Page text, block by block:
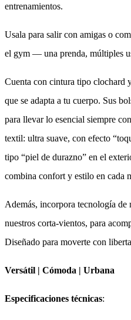
entrenamientos.
Usala para salir con amigas o
el gym — una prenda, múltiples
Cuenta con cintura tipo clochard
que se adapta a tu cuerpo. Sus
para llevar lo esencial siempre
textil: ultra suave, con efecto
tipo “piel de durazno” en el
combina confort y estilo en cada
Además, incorpora tecnología
nuestros corta-vientos, para
Diseñado para moverte con
Versátil | Cómoda | Urbana
Especificaciones técnicas: